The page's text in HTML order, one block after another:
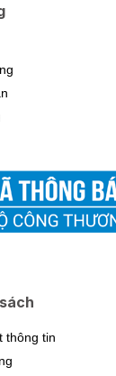
thông tin